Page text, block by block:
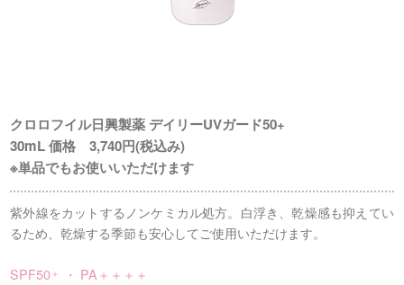
クロロフイル日興製薬 デイリーUVガード50+
30mL 価格 3,740円(税込み)
※単品でもお使いいただけます
紫外線をカットするノンケミカル処方。白浮き、乾燥感も抑えてい
るため、乾燥する季節も安心してご使用いただけます。
SPF50＋ ・ PA＋＋＋＋